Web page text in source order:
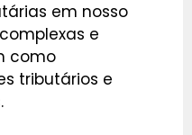
em nosso
e
como
tributários e